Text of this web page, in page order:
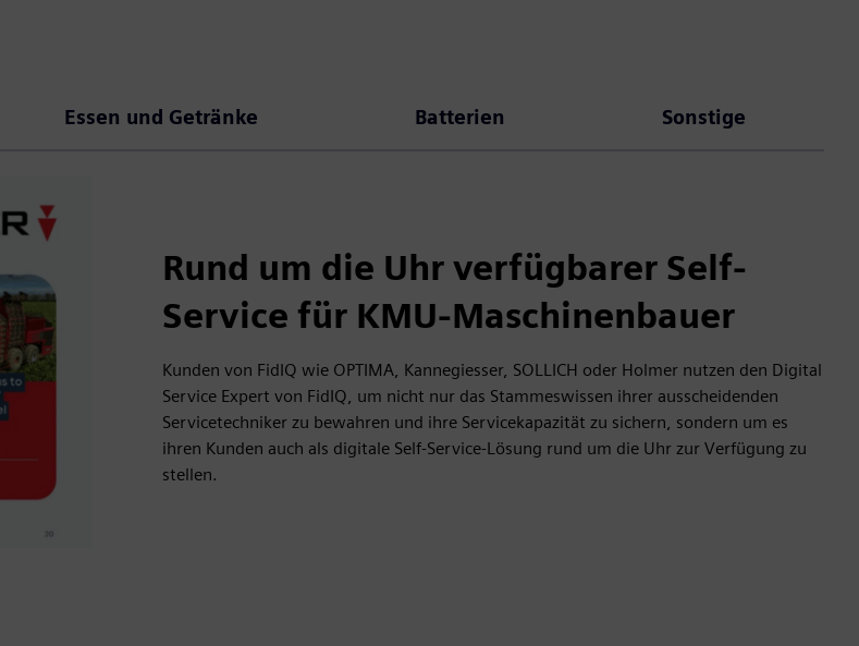
Essen und Getränke Batterien Sonstige
Rund um die Uhr verfügbarer Self-
Service für KMU-Maschinenbauer
Kunden von FidIQ wie OPTIMA, Kannegiesser, SOLLICH oder Holmer nutzen den Digital
Service Expert von FidIQ, um nicht nur das Stammeswissen ihrer ausscheidenden
Servicetechniker zu bewahren und ihre Servicekapazität zu sichern, sondern um es
ihren Kunden auch als digitale Self-Service-Lösung rund um die Uhr zur Verfügung zu
stellen.